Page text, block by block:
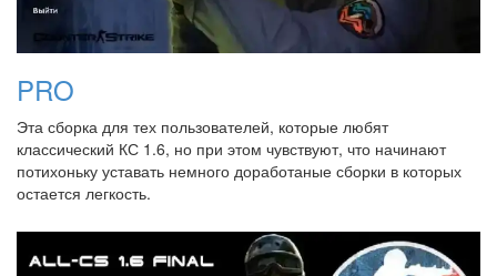
PRO
Эта сборка для тех пользователей, которые любят
классический КС 1.6, но при этом чувствуют, что начинают
потихоньку уставать немного доработаные сборки в которых
остается легкость.